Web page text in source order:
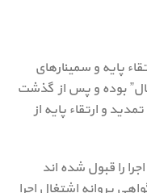
پايه و سمينارهاي
از “تاريخ برگزاري به مدت 3 سال” بوده و پس از گذشت
و ارتقاء پايه از
را قبول شده اند
پروانه اشتغال اجرا